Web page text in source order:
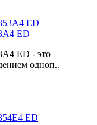
ED
ED - это
одноп..